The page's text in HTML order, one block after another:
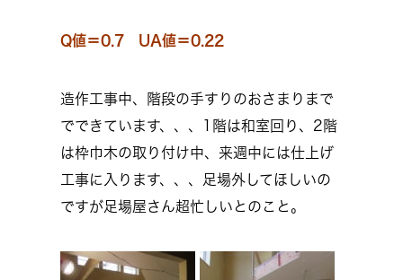
Q値＝0.7 UA値＝0.22
造作工事中、階段の手すりのおさまりまで
でできています、、、1階は和室回り、2階
は枠巾木の取り付け中、来週中には仕上げ
工事に入ります、、、足場外してほしいの
ですが足場屋さん超忙しいとのこと。